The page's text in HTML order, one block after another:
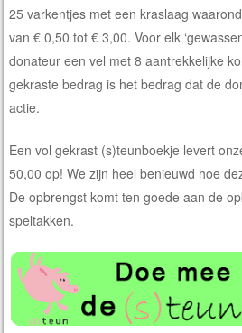
25 varkentjes met een kraslaag
van € 0,50 tot € 3,00. Voor elk
donateur een vel met 8 aantrekkelijke
gekraste bedrag is het bedrag dat de
actie.
Een vol gekrast (s)teunboekje levert
50,00 op! We zijn heel benieuwd hoe
De opbrengst komt ten goede aan de
speltakken.